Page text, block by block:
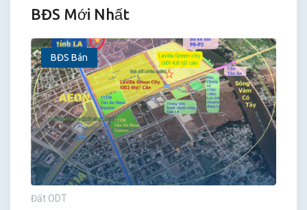
BĐS Mới Nhất
BĐS Bán
Đất ODT